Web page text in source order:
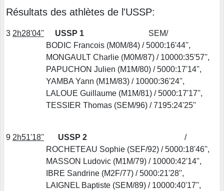
Résultats des athlètes de l'USSP:
3 2h28'04'' USSP 1
SEM/
BODIC Francois (M0M/84) / 5000:16'44'',
MONGAULT Charlie (M0M/87) / 10000:35'57'',
PAPUCHON Julien (M1M/80) / 5000:17'14'',
YAMBA Yann (M1M/83) / 10000:36'24'',
LALOUE Guillaume (M1M/81) / 5000:17'17'',
TESSIER Thomas (SEM/96) / 7195:24'25''
9 2h51'18'' USSP 2
/
ROCHETEAU Sophie (SEF/92) / 5000:18'46'',
MASSON Ludovic (M1M/79) / 10000:42'14'',
IBRE Sandrine (M2F/77) / 5000:21'28'',
LAIGNEL Baptiste (SEM/89) / 10000:40'17'',